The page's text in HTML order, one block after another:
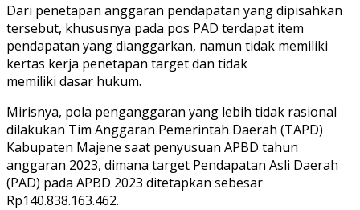
Dari penetapan anggaran pendapatan yang dipisahkan
tersebut, khususnya pada pos PAD terdapat item
pendapatan yang dianggarkan, namun tidak memiliki
kertas kerja penetapan target dan tidak
memiliki dasar hukum.
Mirisnya, pola penganggaran yang lebih tidak rasional
dilakukan Tim Anggaran Pemerintah Daerah (TAPD)
Kabupaten Majene saat penyusuan APBD tahun
anggaran 2023, dimana target Pendapatan Asli Daerah
(PAD) pada APBD 2023 ditetapkan sebesar
Rp140.838.163.462.